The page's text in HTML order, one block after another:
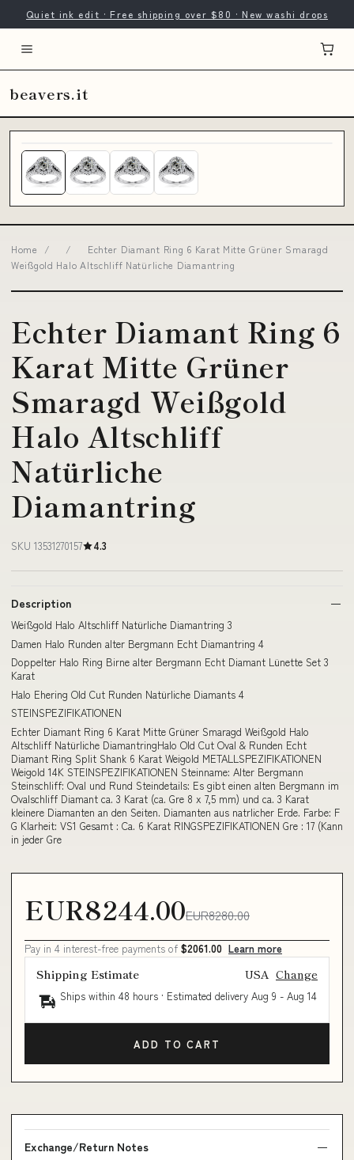
Quiet ink edit · Free shipping over $80 · New washi drops
beavers.it
Home / /
Echter Diamant Ring 6 Karat Mitte Grüner Smaragd
Weißgold Halo Altschliff Natürliche Diamantring
Echter Diamant Ring 6
Karat Mitte Grüner
Smaragd Weißgold
Halo Altschliff
Natürliche
Diamantring
SKU 13531270157 4.3
Description
Weißgold Halo Altschliff Natürliche Diamantring 3
Damen Halo Runden alter Bergmann Echt Diamantring 4
Doppelter Halo Ring Birne alter Bergmann Echt Diamant Lünette Set 3
Karat
Halo Ehering Old Cut Runden Natürliche Diamants 4
STEINSPEZIFIKATIONEN
Echter Diamant Ring 6 Karat Mitte Grüner Smaragd Weißgold Halo
Altschliff Natürliche DiamantringHalo Old Cut Oval & Runden Echt
Diamant Ring Split Shank 6 Karat Weigold METALLSPEZIFIKATIONEN
Weigold 14K STEINSPEZIFIKATIONEN Steinname: Alter Bergmann
Steinschliff: Oval und Rund Steindetails: Es gibt einen alten Bergmann im
Ovalschliff Diamant ca. 3 Karat (ca. Gre 8 x 7,5 mm) und ca. 3 Karat
kleinere Diamanten an den Seiten. Diamanten aus natrlicher Erde. Farbe: F
G Klarheit: VS1 Gesamt : Ca. 6 Karat RINGSPEZIFIKATIONEN Gre : 17 (Kann
in jeder Gre
EUR8244.00EUR8280.00
Pay in 4 interest-free payments of $2061.00 Learn more
Shipping Estimate USA Change
Ships within 48 hours · Estimated delivery Aug 9 - Aug 14
ADD TO CART
Exchange/Return Notes